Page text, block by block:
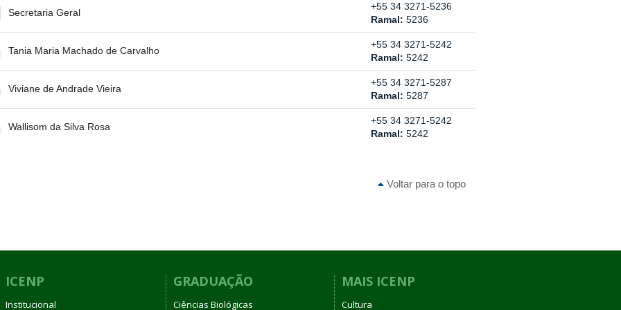
Secretaria Geral
+55 34 3271-5236
Ramal: 5236
Tania Maria Machado de Carvalho
+55 34 3271-5242
Ramal: 5242
Viviane de Andrade Vieira
+55 34 3271-5287
Ramal: 5287
Wallisom da Silva Rosa
+55 34 3271-5242
Ramal: 5242
Voltar para o topo
ICENP
Institucional
GRADUAÇÃO
Ciências Biológicas
MAIS ICENP
Cultura